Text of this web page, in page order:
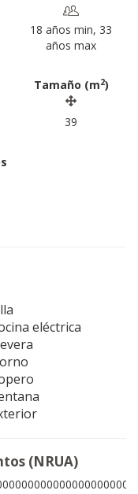
18 años min, 33
años max
Tamaño (m2)
39
eléctrica
(NRUA)